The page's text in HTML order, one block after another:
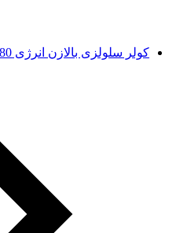
کولر سلولزی بالازن انرژی VC 0380